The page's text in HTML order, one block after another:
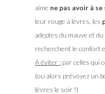
aime ne pas avoir à
leur rouge à lèvres, les
adeptes du mauve et
recherchent le confort
A éviter :par celles qui
(ou alors prévoyez un
lèvres le soir !)